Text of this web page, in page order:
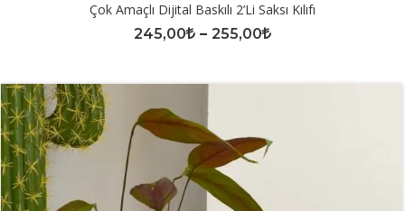
Çok Amaçlı Dijital Baskılı 2’li Saksı Kılıfı
245,00
– 255,00